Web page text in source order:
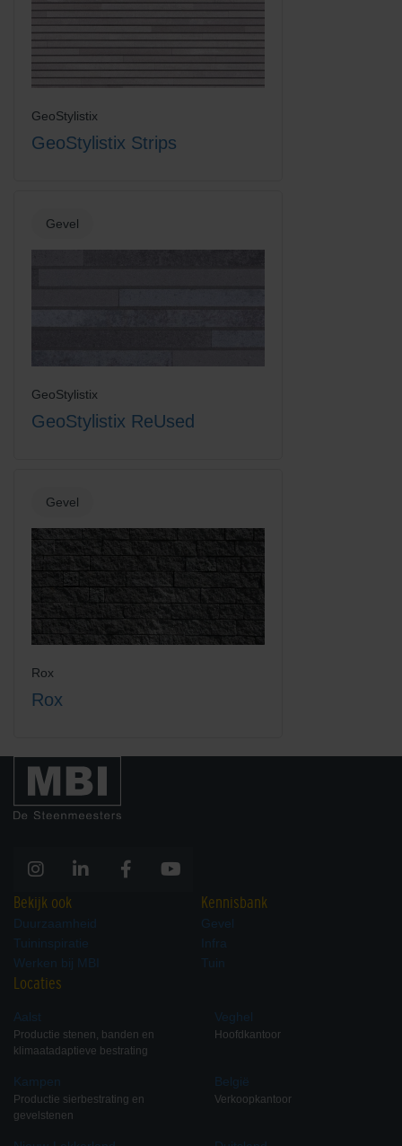
GeoStylistix
GeoStylistix Strips
Gevel
GeoStylistix
GeoStylistix ReUsed
Gevel
Rox
Rox
Bekijk ook
Duurzaamheid
Tuininspiratie
Werken bij MBI
Kennisbank
Gevel
Infra
Tuin
Locaties
Aalst
Productie stenen, banden en
klimaatadaptieve bestrating
Kampen
Productie sierbestrating en
gevelstenen
Veghel
Hoofdkantoor
België
Verkoopkantoor